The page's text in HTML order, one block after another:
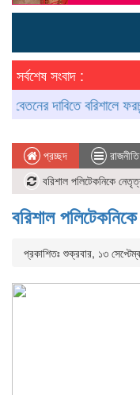
সর্বশেষ সংবাদ :
দাবিতে বরিশালে ফরচুন
প্রচ্ছদ রাজনীতি
বরিশাল পলিটেকনিকে
বরিশাল
প্রকাশিতঃ শুক্রবার, ১৩